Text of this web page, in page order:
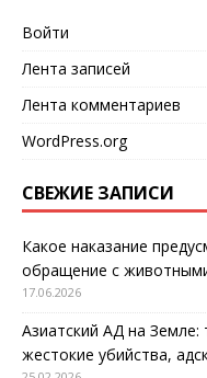
Войти
Лента записей
Лента комментариев
WordPress.org
СВЕЖИЕ ЗАПИСИ
Какое наказание
обращение с
17.06.2026
Азиатский АД на
жестокие убийства,